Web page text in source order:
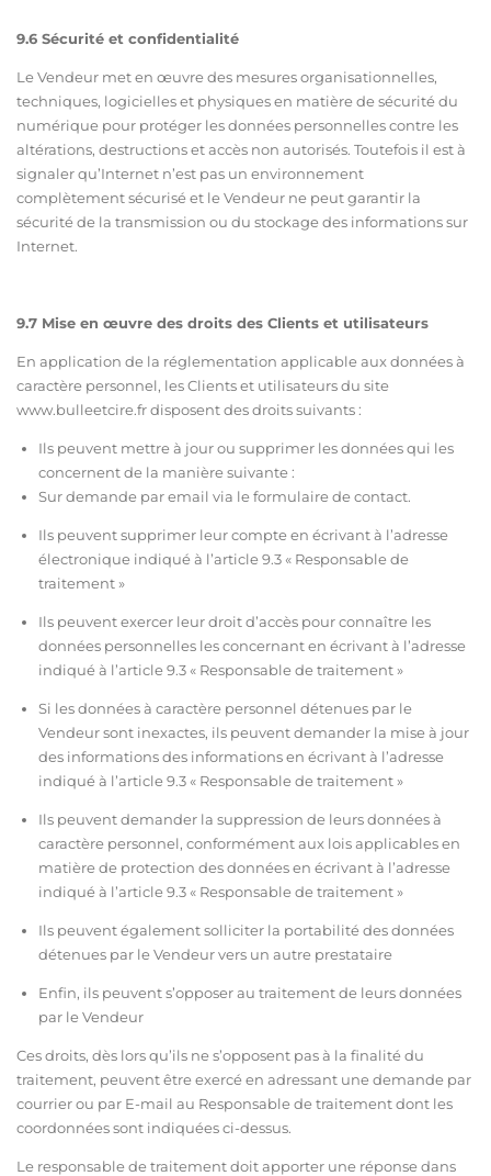
9.6 Sécurité et confidentialité
Le Vendeur met en œuvre des mesures organisationnelles,
techniques, logicielles et physiques en matière de sécurité du
numérique pour protéger les données personnelles contre les
altérations, destructions et accès non autorisés. Toutefois il est à
signaler qu’Internet n’est pas un environnement
complètement sécurisé et le Vendeur ne peut garantir la
sécurité de la transmission ou du stockage des informations sur
Internet.
9.7 Mise en œuvre des droits des Clients et utilisateurs
En application de la réglementation applicable aux données à
caractère personnel, les Clients et utilisateurs du site
www.bulleetcire.frdisposent des droits suivants :
Ils peuvent mettre à jour ou supprimer les données qui les
concernent de la manière suivante :
Sur demande par email via le formulaire de contact.
Ils peuvent supprimer leur compte en écrivant à l’adresse
électronique indiqué à l’article 9.3 « Responsable de
traitement »
Ils peuvent exercer leur droit d’accès pour connaître les
données personnelles les concernant en écrivant à l’adresse
indiqué à l’article 9.3 « Responsable de traitement »
Si les données à caractère personnel détenues par le
Vendeur sont inexactes, ils peuvent demander la mise à jour
des informations des informations en écrivant à l’adresse
indiqué à l’article 9.3 « Responsable de traitement »
Ils peuvent demander la suppression de leurs données à
caractère personnel, conformément aux lois applicables en
matière de protection des données en écrivant à l’adresse
indiqué à l’article 9.3 « Responsable de traitement »
Ils peuvent également solliciter la portabilité des données
détenues par le Vendeur vers un autre prestataire
Enfin, ils peuvent s’opposer au traitement de leurs données
par le Vendeur
Ces droits, dès lors qu’ils ne s’opposent pas à la finalité du
traitement, peuvent être exercé en adressant une demande par
courrier ou par E-mail au Responsable de traitement dont les
coordonnées sont indiquées ci-dessus.
Le responsable de traitement doit apporter une réponse dans